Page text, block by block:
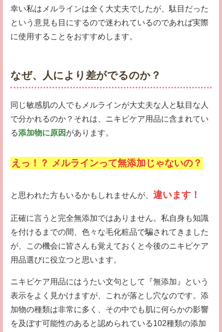
幸い私はメルラインは全く大丈夫でしたが、駄目だった
という意見も目にするので迷われているのであれば実際
に使用することをおすすめします。
なぜ、人により差がでるのか？
同じ敏感肌の人でもメルラインが大丈夫な人と駄目な人
で分かれるのか？それは、ニキビケア用品に含まれてい
る添加物に原因 があります。
えっ！？ メルラインって無添加じゃないの？
と思われた方もいるかもしれませんが、 違います！
正確に言うと完全無添加ではありません。私自身も知識
を付けるまでの間、色々な毛化粧品で騙されてきました
が、この機会に皆さんも覚えておくと今後のニキビケア
用品選びに役立つと思います。
ニキビケア用品にはうたい文句として『無添加』という
表示をよく見かけますが、これが落とし穴なのです。添
加物の種類は非常に多く、その中でも肌に何らかの影響
を及ぼす可能性のあると認められている102種類の添加